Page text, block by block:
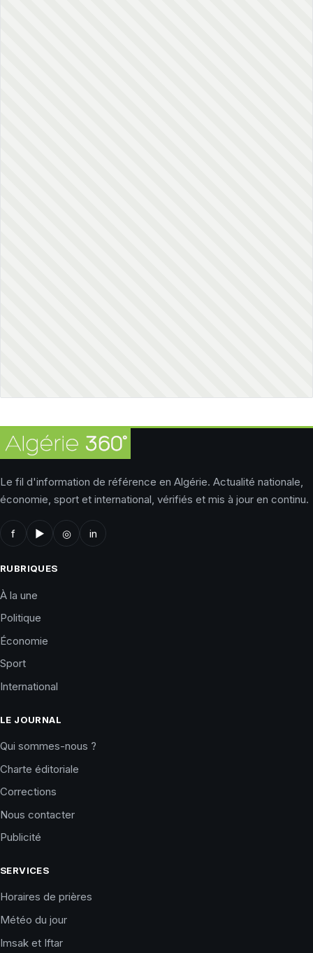
Le fil d'information de référence en Algérie. Actualité nationale,
économie, sport et international, vérifiés et mis à jour en continu.
f ▶ ◎ in
RUBRIQUES
À la une
Politique
Économie
Sport
International
LE JOURNAL
Qui sommes-nous ?
Charte éditoriale
Corrections
Nous contacter
Publicité
SERVICES
Horaires de prières
Météo du jour
Imsak et Iftar